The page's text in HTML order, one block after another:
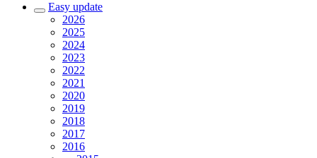
Easy update
2026
2025
2024
2023
2022
2021
2020
2019
2018
2017
2016